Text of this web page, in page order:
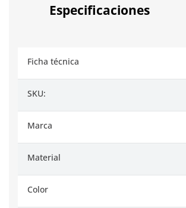
Especificaciones
Ficha técnica
SKU:
Marca
Material
Color